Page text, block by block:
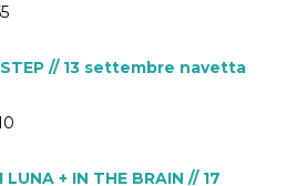
STEP // 13 settembre navetta
+ IN THE BRAIN // 17